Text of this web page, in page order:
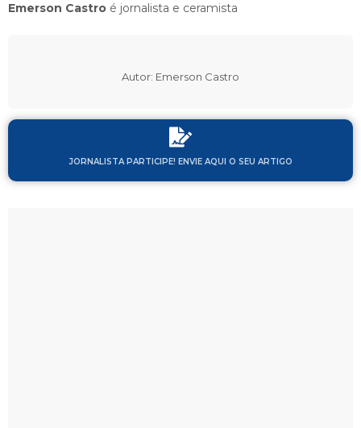
Emerson Castro é jornalista e ceramista
Autor: Emerson Castro
JORNALISTA PARTICIPE! ENVIE AQUI O SEU ARTIGO